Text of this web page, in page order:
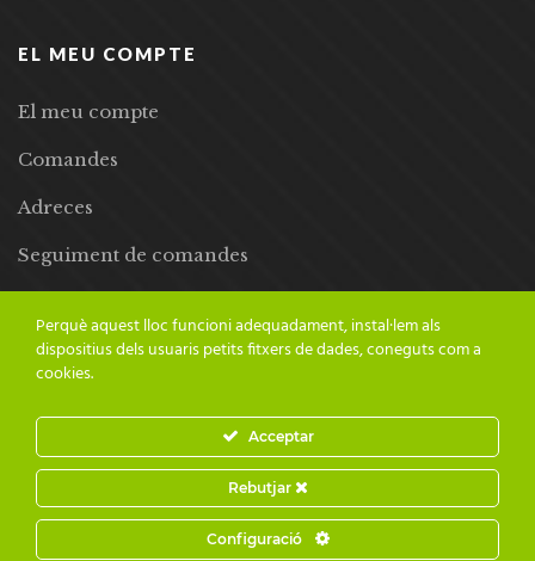
EL MEU COMPTE
El meu compte
Comandes
Adreces
Seguiment de comandes
© 2024 Adesiara Editorial | Tots els drets reservats | Preus amb
IVA inclòs |Grademorphic
Perquè aquest lloc funcioni adequadament, instal·lem als
dispositius dels usuaris petits fitxers de dades, coneguts com a
cookies.
Acceptar
Rebutjar
Configuració